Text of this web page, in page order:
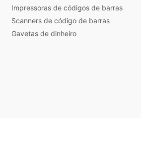
Impressoras de códigos de barras
Scanners de código de barras
Gavetas de dinheiro